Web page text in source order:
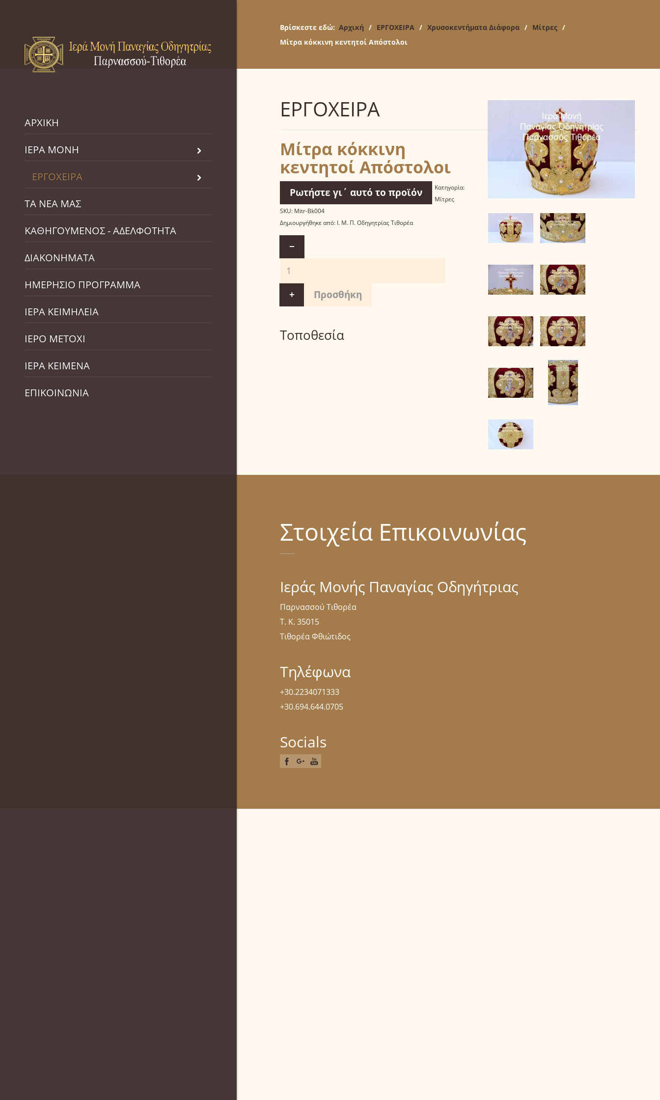
ΑΡΧΙΚΗ
ΙΕΡΑ ΜΟΝΗ
ΕΡΓΟΧΕΙΡΑ
ΤΑ ΝΕΑ ΜΑΣ
ΚΑΘΗΓΟΥΜΕΝΟΣ - ΑΔΕΛΦΟΤΗΤΑ
ΔΙΑΚΟΝΗΜΑΤΑ
ΗΜΕΡΗΣΙΟ ΠΡΟΓΡΑΜΜΑ
ΙΕΡΑ ΚΕΙΜΗΛΕΙΑ
ΙΕΡΟ ΜΕΤΟΧΙ
ΙΕΡΑ ΚΕΙΜΕΝΑ
ΕΠΙΚΟΙΝΩΝΙΑ
Βρίσκεστε εδώ: Αρχική / ΕΡΓΟΧΕΙΡΑ / Χρυσοκεντήματα Διάφορα / Μίτρες /
Μίτρα κόκκινη κεντητοί Απόστολοι
ΕΡΓΟΧΕΙΡΑ
Μίτρα κόκκινη
κεντητοί Απόστολοι
Ρωτήστε γι΄ αυτό το προϊόν
Κατηγορία:
Μίτρες
SKU: Mitr-Bk004
Δημιουργήθηκε από: Ι. Μ. Π. Οδηγητρίας Τιθορέα
−
+
Τοποθεσία
Στοιχεία Επικοινωνίας
Ιεράς Μονής Παναγίας Οδηγήτριας
Παρνασσού Τιθορέα
Τ. Κ. 35015
Τιθορέα Φθιώτιδος
Τηλέφωνα
+30.2234071333
+30.694.644.0705
Socials